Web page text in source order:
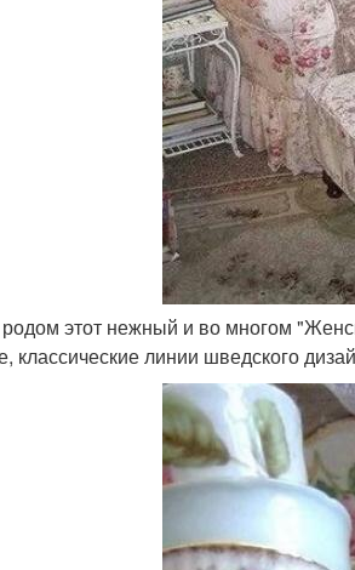
этот нежный и во многом
классические линии шведского